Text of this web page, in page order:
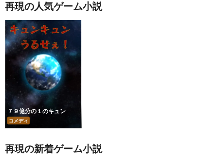
再現の人気ゲーム小説
７９億分の１のキュン
コメディ
再現の新着ゲーム小説